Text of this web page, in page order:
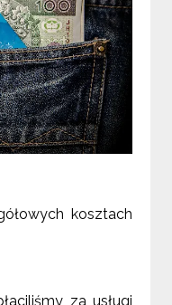
kosztach
za usługi